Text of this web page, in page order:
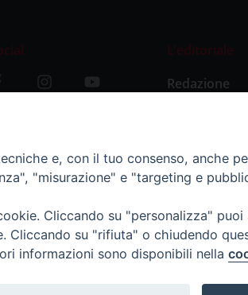
L’editoriale
Redazione
e, con il tuo consenso, anche
"misurazione" e "targeting e
Cliccando su "personalizza"
Cliccando su "rifiuta" o chiudendo
informazioni sono disponibili nella